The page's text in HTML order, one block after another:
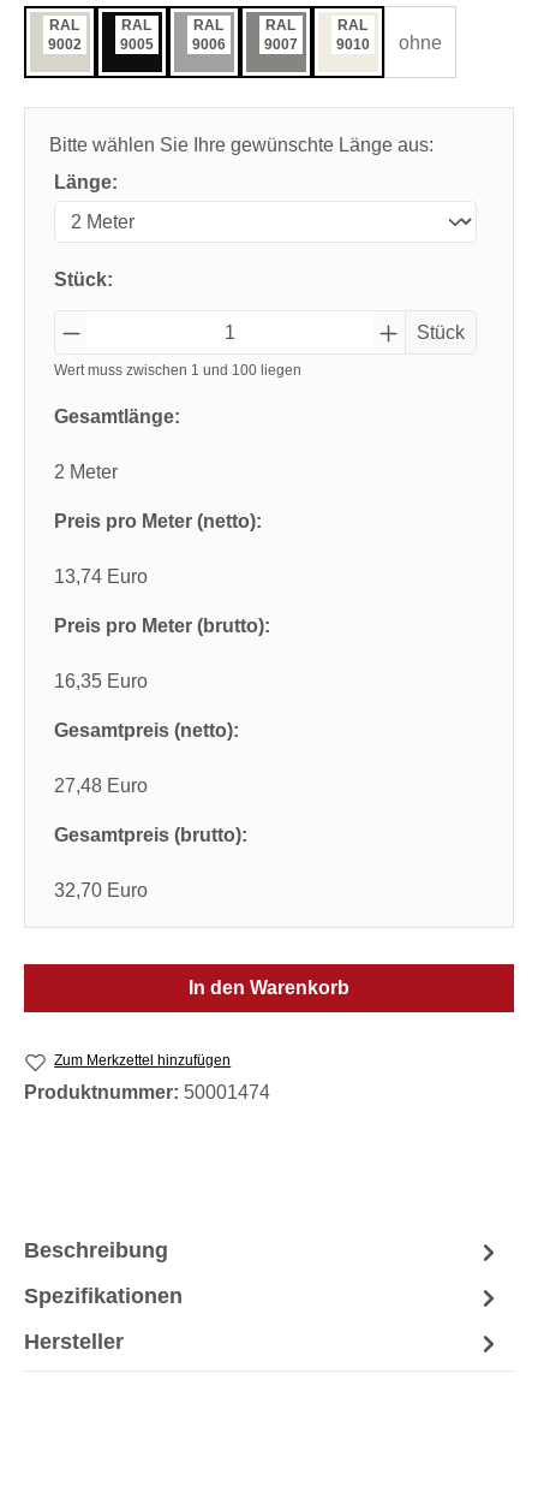
RAL
9002
RAL
9005
RAL
9006
RAL
9007
RAL
9010
ohne
Bitte wählen Sie Ihre gewünschte Länge aus:
Länge:
Stück:
Stück
Wert muss zwischen 1 und 100 liegen
Gesamtlänge:
2 Meter
Preis pro Meter (netto):
13,74 Euro
Preis pro Meter (brutto):
16,35 Euro
Gesamtpreis (netto):
27,48 Euro
Gesamtpreis (brutto):
32,70 Euro
In den Warenkorb
Zum Merkzettel hinzufügen
Produktnummer: 50001474
Beschreibung
Spezifikationen
Hersteller